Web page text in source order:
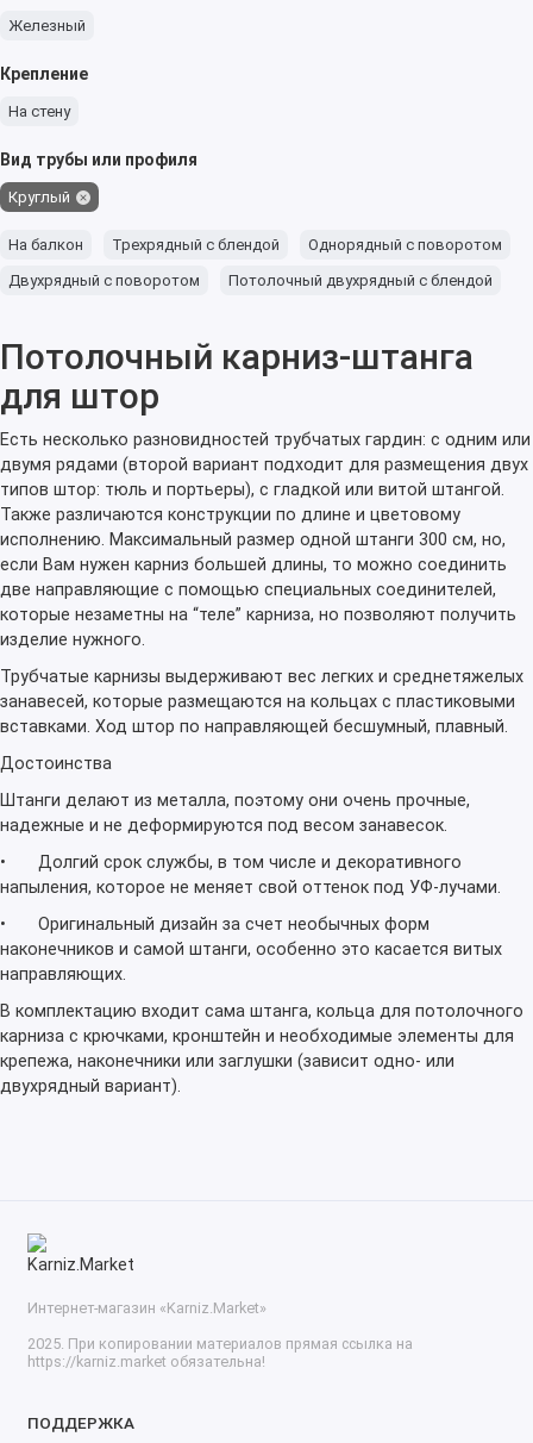
Железный
Крепление
На стену
Вид трубы или профиля
Круглый
На балкон Трехрядный с блендой
Однорядный с поворотом
Двухрядный с поворотом
Потолочный двухрядный с блендой
Потолочный карниз-штанга
для штор
Есть несколько разновидностей трубчатых гардин: с одним или
двумя рядами (второй вариант подходит для размещения двух
типов штор: тюль и портьеры), с гладкой или витой штангой.
Также различаются конструкции по длине и цветовому
исполнению. Максимальный размер одной штанги 300 см, но,
если Вам нужен карниз большей длины, то можно соединить
две направляющие с помощью специальных соединителей,
которые незаметны на “теле” карниза, но позволяют получить
изделие нужного.
Трубчатые карнизы выдерживают вес легких и среднетяжелых
занавесей, которые размещаются на кольцах с пластиковыми
вставками. Ход штор по направляющей бесшумный, плавный.
Достоинства
Штанги делают из металла, поэтому они очень прочные,
надежные и не деформируются под весом занавесок.
•
Долгий срок службы, в том числе и декоративного
напыления, которое не меняет свой оттенок под УФ-лучами.
•
Оригинальный дизайн за счет необычных форм
наконечников и самой штанги, особенно это касается витых
направляющих.
В комплектацию входит сама штанга, кольца для потолочного
карниза с крючками, кронштейн и необходимые элементы для
крепежа, наконечники или заглушки (зависит одно- или
двухрядный вариант).
Интернет-магазин «Karniz.Market»
2025. При копировании материалов прямая ссылка на
https://karniz.market обязательна!
ПОДДЕРЖКА